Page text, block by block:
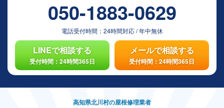
050-1883-0629
電話受付時間： 24時間対応/年中無休
LINEで相談する
受付時間：24時間365日
メールで相談する
受付時間：24時間365日
高知県北川村の屋根修理業者